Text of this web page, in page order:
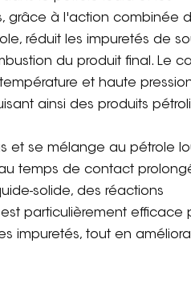
grâce à l'action combinée
réduit les impuretés de
du produit final. Le
et haute
ainsi des produits
et se mélange au pétrole
temps de contact
solide, des réactions
particulièrement efficace
impuretés, tout en